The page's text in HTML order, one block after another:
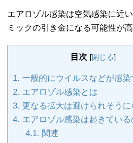
エアロゾル感染は空気感染に近
ミックの引き金になる可能性が
目次 [閉じる]
1. 一般的にウイルスなどが感染
2. エアロゾル感染とは
3. 更なる拡大は避けられそうに
4. エアロゾル感染は起きている
4.1. 関連